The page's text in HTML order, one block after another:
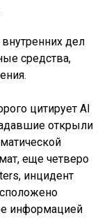
дел
средства,
цитирует Al
открыли
еще четверо
инцидент
информацией